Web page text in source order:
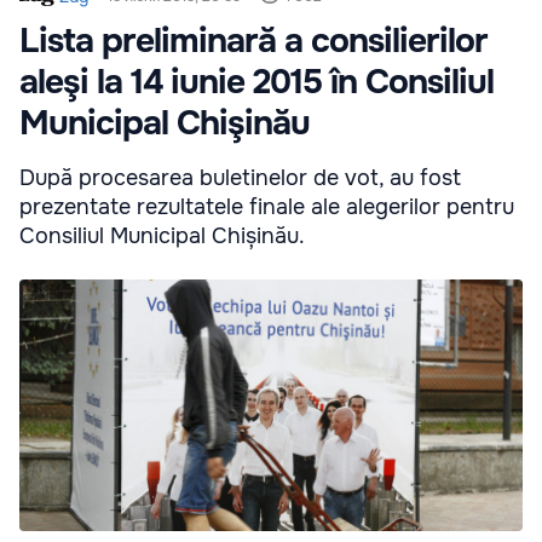
Lista preliminară a consilierilor
aleşi la 14 iunie 2015 în Consiliul
Municipal Chişinău
După procesarea buletinelor de vot, au fost
prezentate rezultatele finale ale alegerilor pentru
Consiliul Municipal Chișinău.